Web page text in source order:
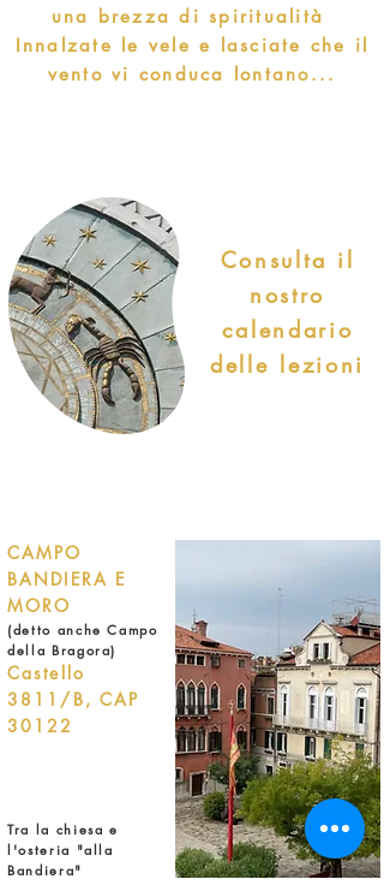
una brezza di spiritualità
Innalzate le vele e lasciate che il
vento vi conduca lontano...
Consulta il
nostro
calendario
delle lezioni
CAMPO
BANDIERA E
MORO
(detto anche Campo
della Bragora)
Castello
3811/B, CAP
30122
Tra la chiesa e
l'osteria "alla
Bandiera"